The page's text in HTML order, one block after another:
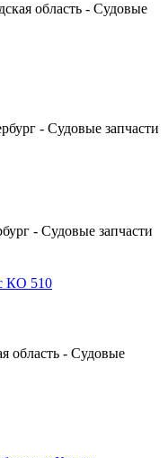
область - Судовые
- Судовые запчасти
- Судовые запчасти
область - Судовые